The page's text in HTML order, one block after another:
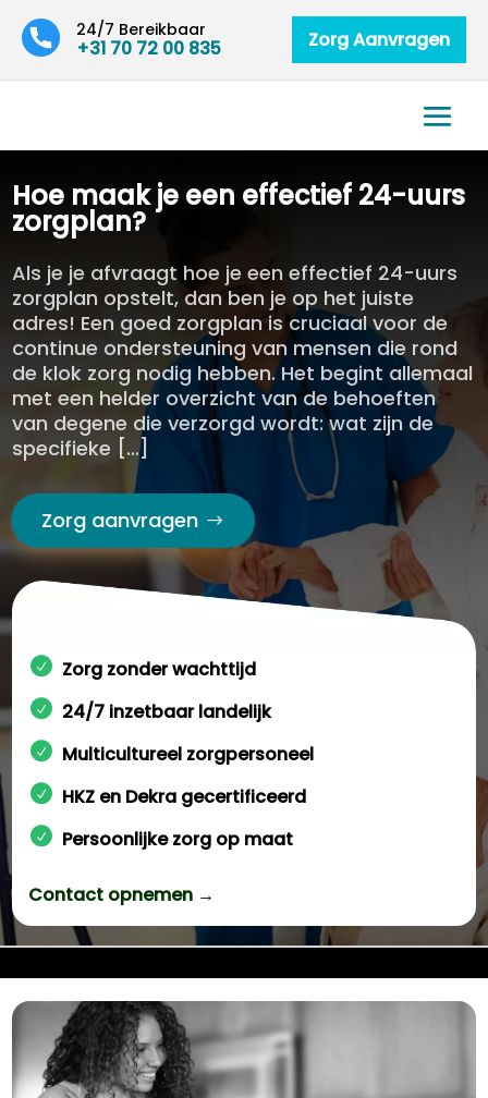
24/7 Bereikbaar
+31 70 72 00 835 Zorg Aanvragen
Hoe maak je een effectief 24-uurs
zorgplan?
Als je je afvraagt hoe je een effectief 24-uurs
zorgplan opstelt, dan ben je op het juiste
adres! Een goed zorgplan is cruciaal voor de
continue ondersteuning van mensen die rond
de klok zorg nodig hebben. Het begint allemaal
met een helder overzicht van de behoeften
van degene die verzorgd wordt: wat zijn de
specifieke […]
Zorg aanvragen
Zorg zonder wachttijd
24/7 inzetbaar landelijk
Multicultureel zorgpersoneel
HKZ en Dekra gecertificeerd
Persoonlijke zorg op maat
Contact opnemen →